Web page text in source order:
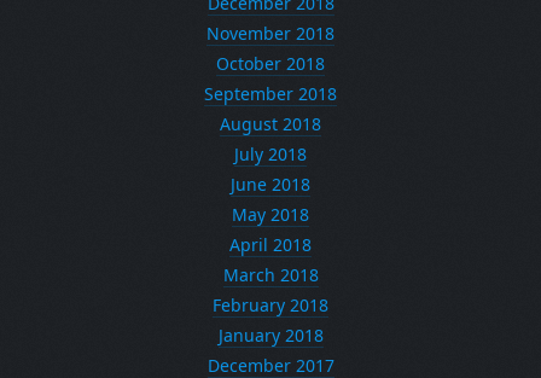
November 2018
October 2018
September 2018
August 2018
July 2018
June 2018
May 2018
April 2018
March 2018
February 2018
January 2018
December 2017